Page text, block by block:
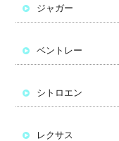
ジャガー
ベントレー
シトロエン
レクサス